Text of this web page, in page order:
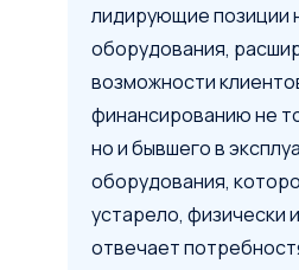
лидирующие позиции
оборудования,
возможности
финансированию не
но и бывшего в
оборудования,
устарело, физически
отвечает